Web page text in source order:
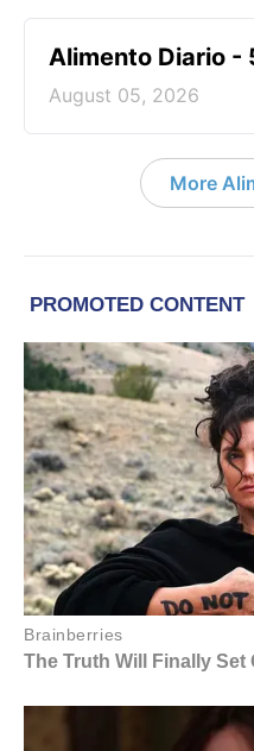
Alimento Diario -
August 05, 2026
More